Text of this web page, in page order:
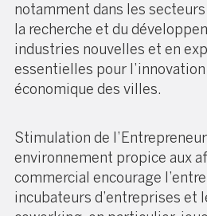
notamment dans les
la recherche et du
industries nouvelles et en
essentielles pour
économique des villes.
Stimulation de
environnement propice aux
commercial encourage
incubateurs d’entreprises et